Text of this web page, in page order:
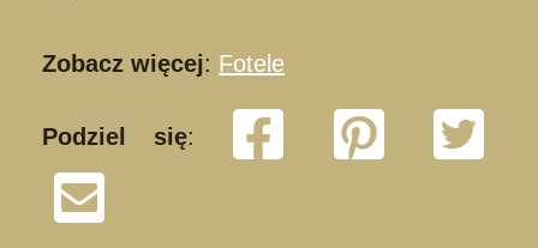
Zobacz więcej: Fotele
Podziel się: